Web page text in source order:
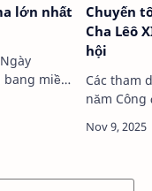
lớn nhất
bang miền
Chuyến
Cha Lêô
hội
Các tham
năm Công